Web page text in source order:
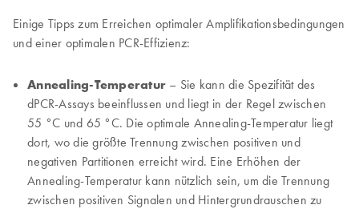
Einige Tipps zum Erreichen optimaler Amplifikationsbedingungen
und einer optimalen PCR-Effizienz:
Annealing-Temperatur – Sie kann die Spezifität des
dPCR-Assays beeinflussen und liegt in der Regel zwischen
55 °C und 65 °C. Die optimale Annealing-Temperatur liegt
dort, wo die größte Trennung zwischen positiven und
negativen Partitionen erreicht wird. Eine Erhöhen der
Annealing-Temperatur kann nützlich sein, um die Trennung
zwischen positiven Signalen und Hintergrundrauschen zu